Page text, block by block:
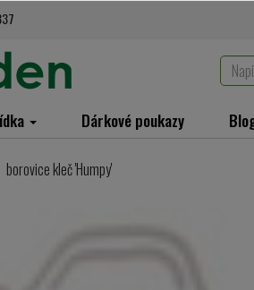
Dárkové poukazy
borovice kleč 'Humpy'